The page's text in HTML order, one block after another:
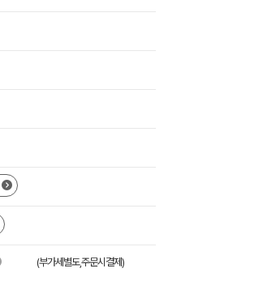
(부가세별도,주문시결제)